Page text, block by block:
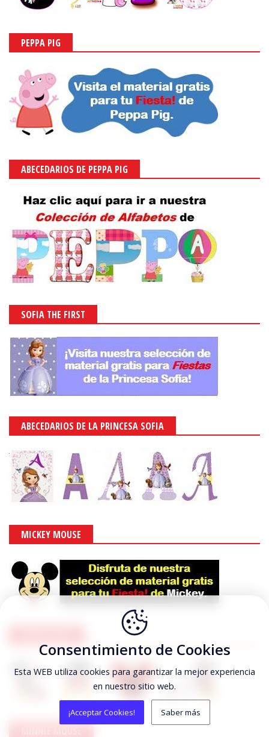
PEPPA PIG
ABECEDARIOS DE PEPPA PIG
SOFIA THE FIRST
ABECEDARIOS DE LA PRINCESA SOFIA
MICKEY MOUSE
Consentimiento de Cookies
Esta WEB utiliza cookies para garantizar la mejor experiencia
en nuestro sitio web.
¡Acceptar Cookies! Saber más